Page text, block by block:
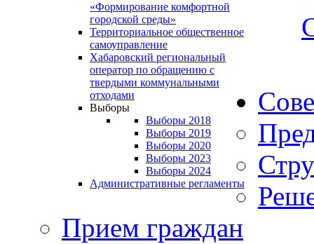
«Формирование комфортной
городской среды»
Территориальное общественное
самоуправление
Хабаровский региональный
оператор по обращению с
твердыми коммунальными
отходами
Выборы
Выборы 2018
Выборы 2019
Выборы 2020
Выборы 2023
Выборы 2024
Административные регламенты
Прием граждан